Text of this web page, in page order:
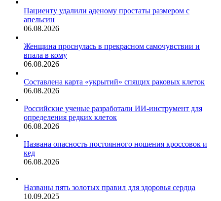
Пациенту удалили аденому простаты размером с
апельсин
06.08.2026
Женщина проснулась в прекрасном самочувствии и
впала в кому
06.08.2026
Составлена карта «укрытий» спящих раковых клеток
06.08.2026
Российские ученые разработали ИИ-инструмент для
определения редких клеток
06.08.2026
Названа опасность постоянного ношения кроссовок и
кед
06.08.2026
Названы пять золотых правил для здоровья сердца
10.09.2025